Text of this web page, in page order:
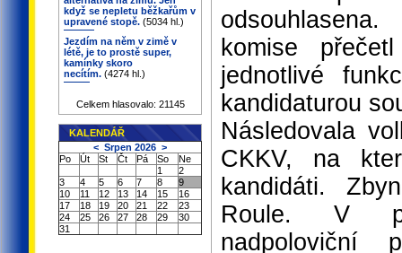
když se nepletu běžkařům v
upravené stopě. (5034 hl.)
Jezdím na něm v zimě v
létě, je to prostě super,
kamínky skoro
necítím. (4274 hl.)
Celkem hlasovalo: 21145
KALENDÁŘ
< Srpen 2026 >
Po
Út St Čt Pá So
Ne
1
2
3
4 5 6 7 8
9
10
11 12 13 14 15
16
17
18 19 20 21 22
23
24
25 26 27 28 29
30
31
komise
jednotlivé
kandidaturou
Následovala
CKKV, na
kandidáti.
Roule. V
nadpoloviční